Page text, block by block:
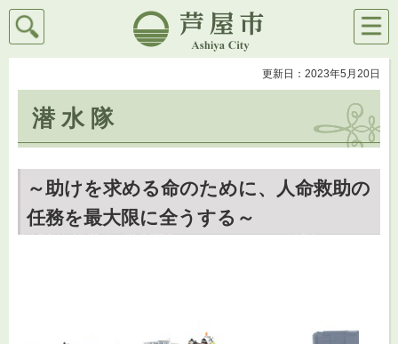
芦屋市
検索
メニ
ュー
更新日：2023年5月20日
潜 水 隊
～助けを求める命のために、人命救助の
任務を最大限に全うする～